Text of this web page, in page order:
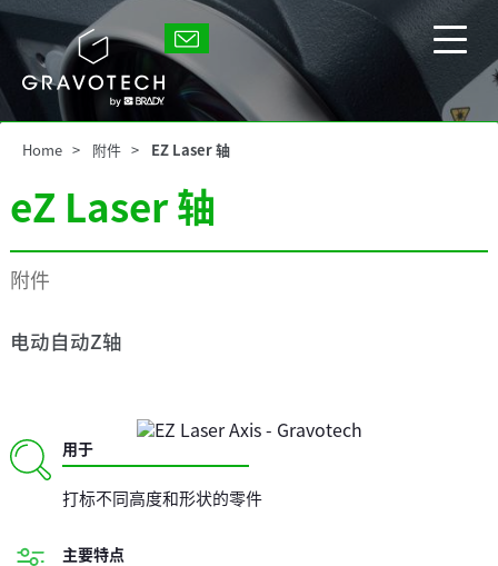
Skip
main
content
Gravotech
显
示/
隐
藏
Home 附件 EZ Laser 轴
eZ Laser 轴
附件
电动自动Z轴
用于
打标不同高度和形状的零件
主要特点